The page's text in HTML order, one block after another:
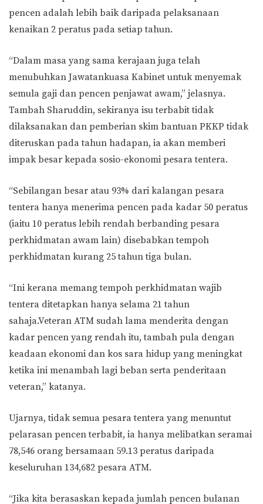
pencen adalah lebih baik daripada pelaksanaan
kenaikan 2 peratus pada setiap tahun.
“Dalam masa yang sama kerajaan juga telah
menubuhkan Jawatankuasa Kabinet untuk menyemak
semula gaji dan pencen penjawat awam,” jelasnya.
Tambah Sharuddin, sekiranya isu terbabit tidak
dilaksanakan dan pemberian skim bantuan PKKP tidak
diteruskan pada tahun hadapan, ia akan memberi
impak besar kepada sosio-ekonomi pesara tentera.
“Sebilangan besar atau 93% dari kalangan pesara
tentera hanya menerima pencen pada kadar 50 peratus
(iaitu 10 peratus lebih rendah berbanding pesara
perkhidmatan awam lain) disebabkan tempoh
perkhidmatan kurang 25 tahun tiga bulan.
“Ini kerana memang tempoh perkhidmatan wajib
tentera ditetapkan hanya selama 21 tahun
sahaja.Veteran ATM sudah lama menderita dengan
kadar pencen yang rendah itu, tambah pula dengan
keadaan ekonomi dan kos sara hidup yang meningkat
ketika ini menambah lagi beban serta penderitaan
veteran,” katanya.
Ujarnya, tidak semua pesara tentera yang menuntut
pelarasan pencen terbabit, ia hanya melibatkan seramai
78,546 orang bersamaan 59.13 peratus daripada
keseluruhan 134,682 pesara ATM.
“Jika kita berasaskan kepada jumlah pencen bulanan